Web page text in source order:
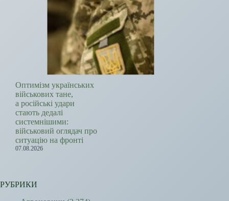
Оптимізм українських
військових тане,
а російські удари
стають дедалі
системнішими:
військовий оглядач про
ситуацію на фронті
07.08.2026
РУБРИКИ